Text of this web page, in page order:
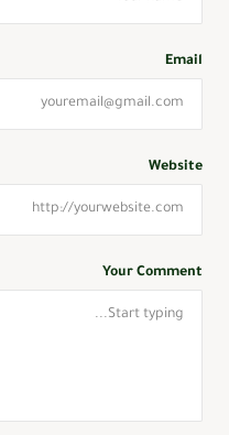
Your Comment
Email
Website